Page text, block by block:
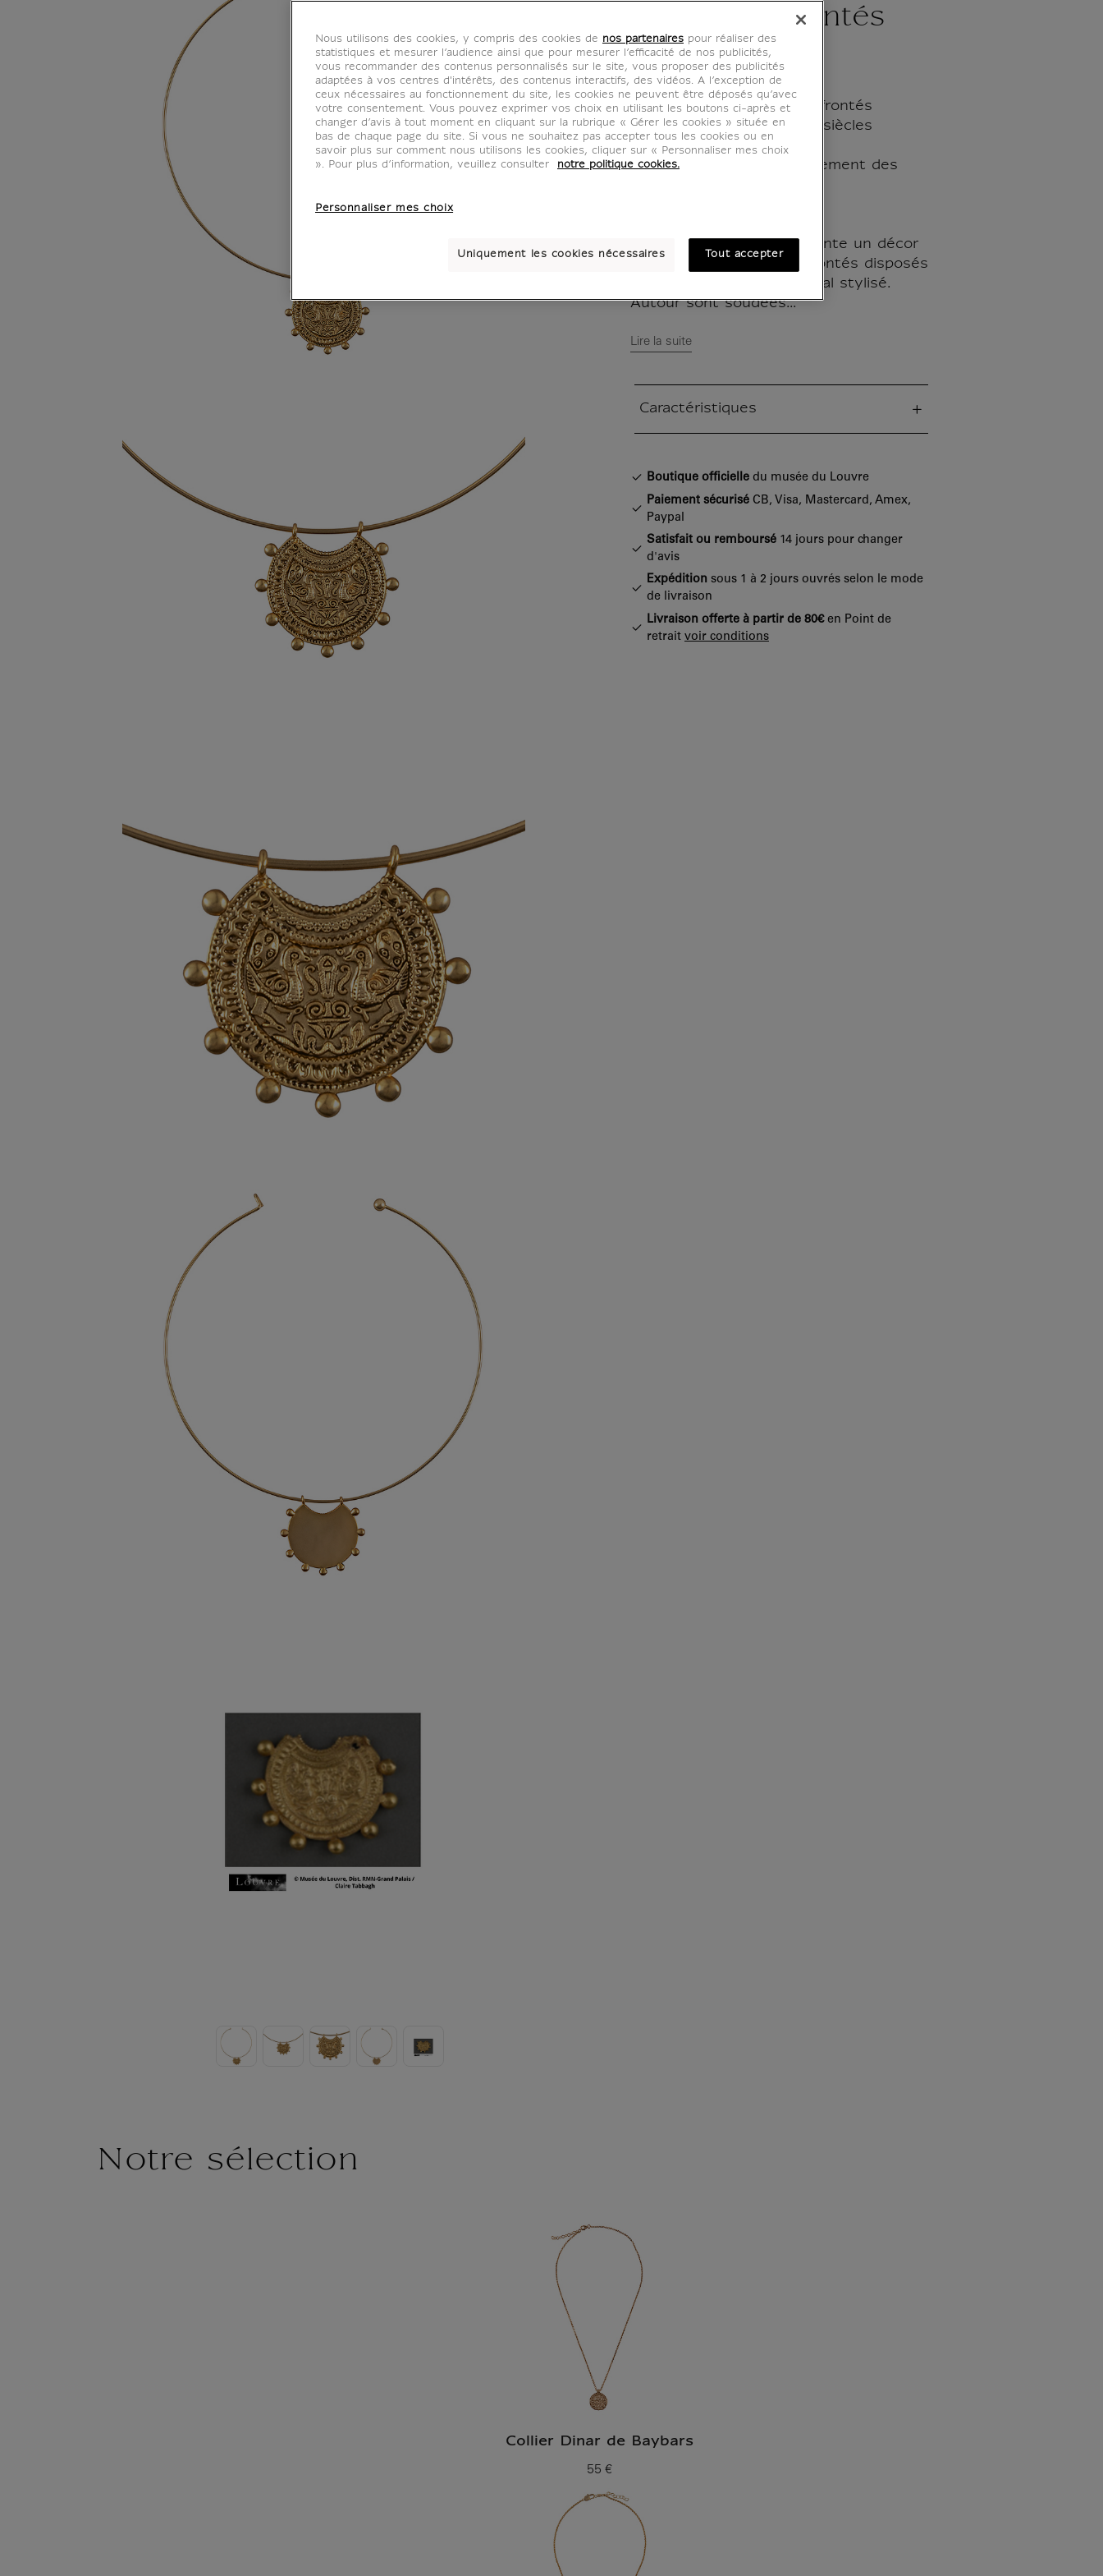
oiseaux affrontés
BZ400714
Collier jonc aux oiseaux affrontés
Proche-Orient, VIIe-VIIIe siècles
Or, travail au repoussé
Musée du Louvre, Département des
Ce collier jonc en or présente un décor
de deux petits paons affrontés disposés
autour d'un élément central stylisé.
Autour sont soudées...
Lire la suite
Caractéristiques
Boutique officielle du musée du Louvre
Paiement sécurisé CB, Visa, Mastercard, Amex,
Paypal
Satisfait ou remboursé 14 jours pour changer
d'avis
Expédition sous 1 à 2 jours ouvrés selon le mode
de livraison
Livraison offerte à partir de 80€en Point de
retrait voir conditions
Notre sélection
Collier Dinar de Baybars
Prix ​​actuel
55 €
Nous utilisons des cookies, y compris des cookies de nos partenaires pour réaliser des
statistiques et mesurer l’audience ainsi que pour mesurer l’efficacité de nos publicités,
vous recommander des contenus personnalisés sur le site, vous proposer des publicités
adaptées à vos centres d'intérêts, des contenus interactifs, des vidéos. A l’exception de
ceux nécessaires au fonctionnement du site, les cookies ne peuvent être déposés qu’avec
votre consentement. Vous pouvez exprimer vos choix en utilisant les boutons ci-après et
changer d’avis à tout moment en cliquant sur la rubrique « Gérer les cookies » située en
bas de chaque page du site. Si vous ne souhaitez pas accepter tous les cookies ou en
savoir plus sur comment nous utilisons les cookies, cliquer sur « Personnaliser mes choix
». Pour plus d’information, veuillez consulter
notre politique cookies.
Personnaliser mes choix
Uniquement les cookies nécessaires Tout accepter